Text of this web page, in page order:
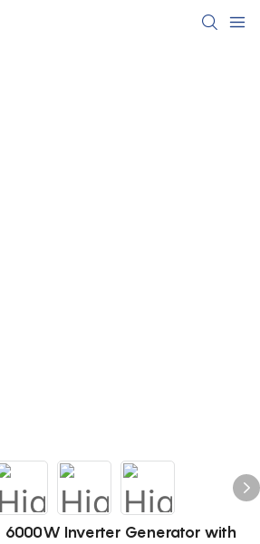
Inverter Generator with